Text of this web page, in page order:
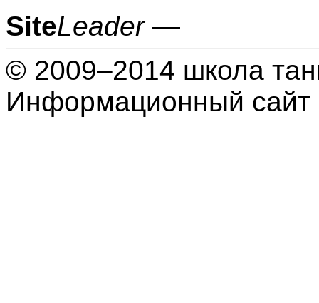
SiteLeader—
© 2009–2014 школа
Информационный сайт